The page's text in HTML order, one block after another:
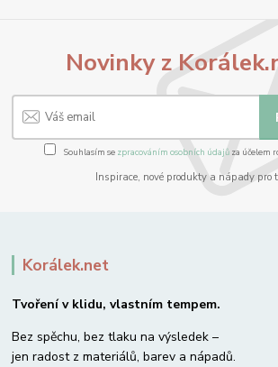
Novinky z
Souhlasím se zpracováním osobních údajůza účelem
Inspirace, nové produkty a nápady pro
Korálek.net
Tvoření v klidu, vlastním tempem.
Bez spěchu, bez tlaku na výsledek –
jen radost z materiálů, barev a nápadů.